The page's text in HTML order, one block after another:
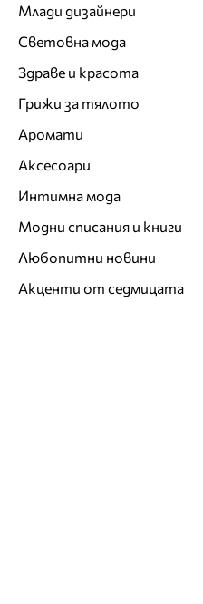
Млади дизайнери
Световна мода
Здраве и красота
Грижи за тялото
Аромати
Аксесоари
Интимна мода
Модни списания и книги
Любопитни новини
Акценти от седмицата